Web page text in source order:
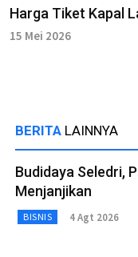
Harga Tiket Kapal
15 Mei 2026
BERITA LAINNYA
Budidaya Seledri,
Menjanjikan
BISNIS 4 Agt 2026